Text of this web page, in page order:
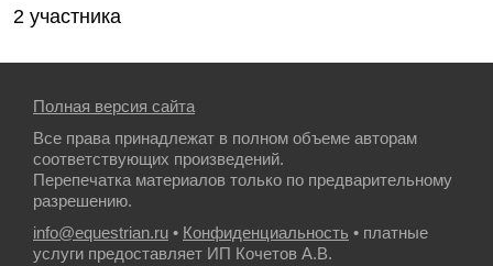
2 участника
Полная версия сайта
Все права принадлежат в полном объеме авторам
соответствующих произведений.
Перепечатка материалов только по предварительному
разрешению.
info@equestrian.ru • Конфиденциальность • платные
услуги предоставляет ИП Кочетов А.В.